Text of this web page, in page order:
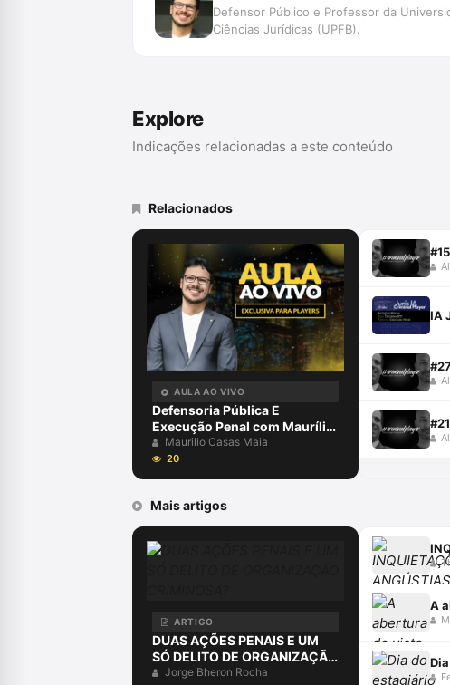
Defensor Público e Professor da
Ciências Jurídicas (UPFB).
Explore
Indicações relacionadas a este conteúdo
Relacionados
AULA AO VIVO
Defensoria Pública E
Execução Penal com Maurílio
Casas Maia
Maurilio Casas Maia
20
IA
Mais artigos
ARTIGO
DUAS AÇÕES PENAIS E UM
SÓ DELITO DE ORGANIZAÇÃO
CRIMINOSA?
Jorge Bheron Rocha
A